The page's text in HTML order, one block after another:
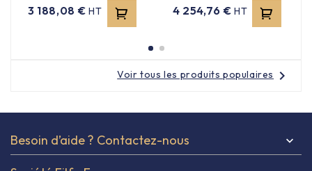
DUPLEX 340
3 188,08 € HTPrix 4 254,76 € HTPrix
Voir tous les produits populaires chevron_right
Besoin d’aide ? Contactez-nous 